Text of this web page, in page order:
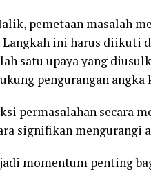
pemetaan masalah
Langkah ini harus diikuti
satu upaya yang
pengurangan angka
permasalahan secara
signifikan mengurangi
momentum penting